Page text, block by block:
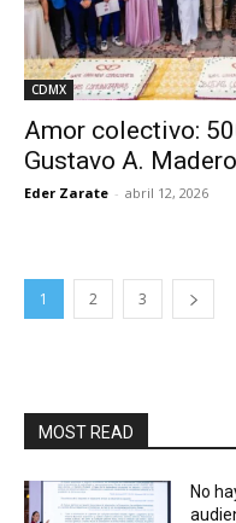
CDMX
Amor colectivo:
Gustavo A. Madero
Eder Zarate - abril 12, 2026
1 2 3
MOST READ
No